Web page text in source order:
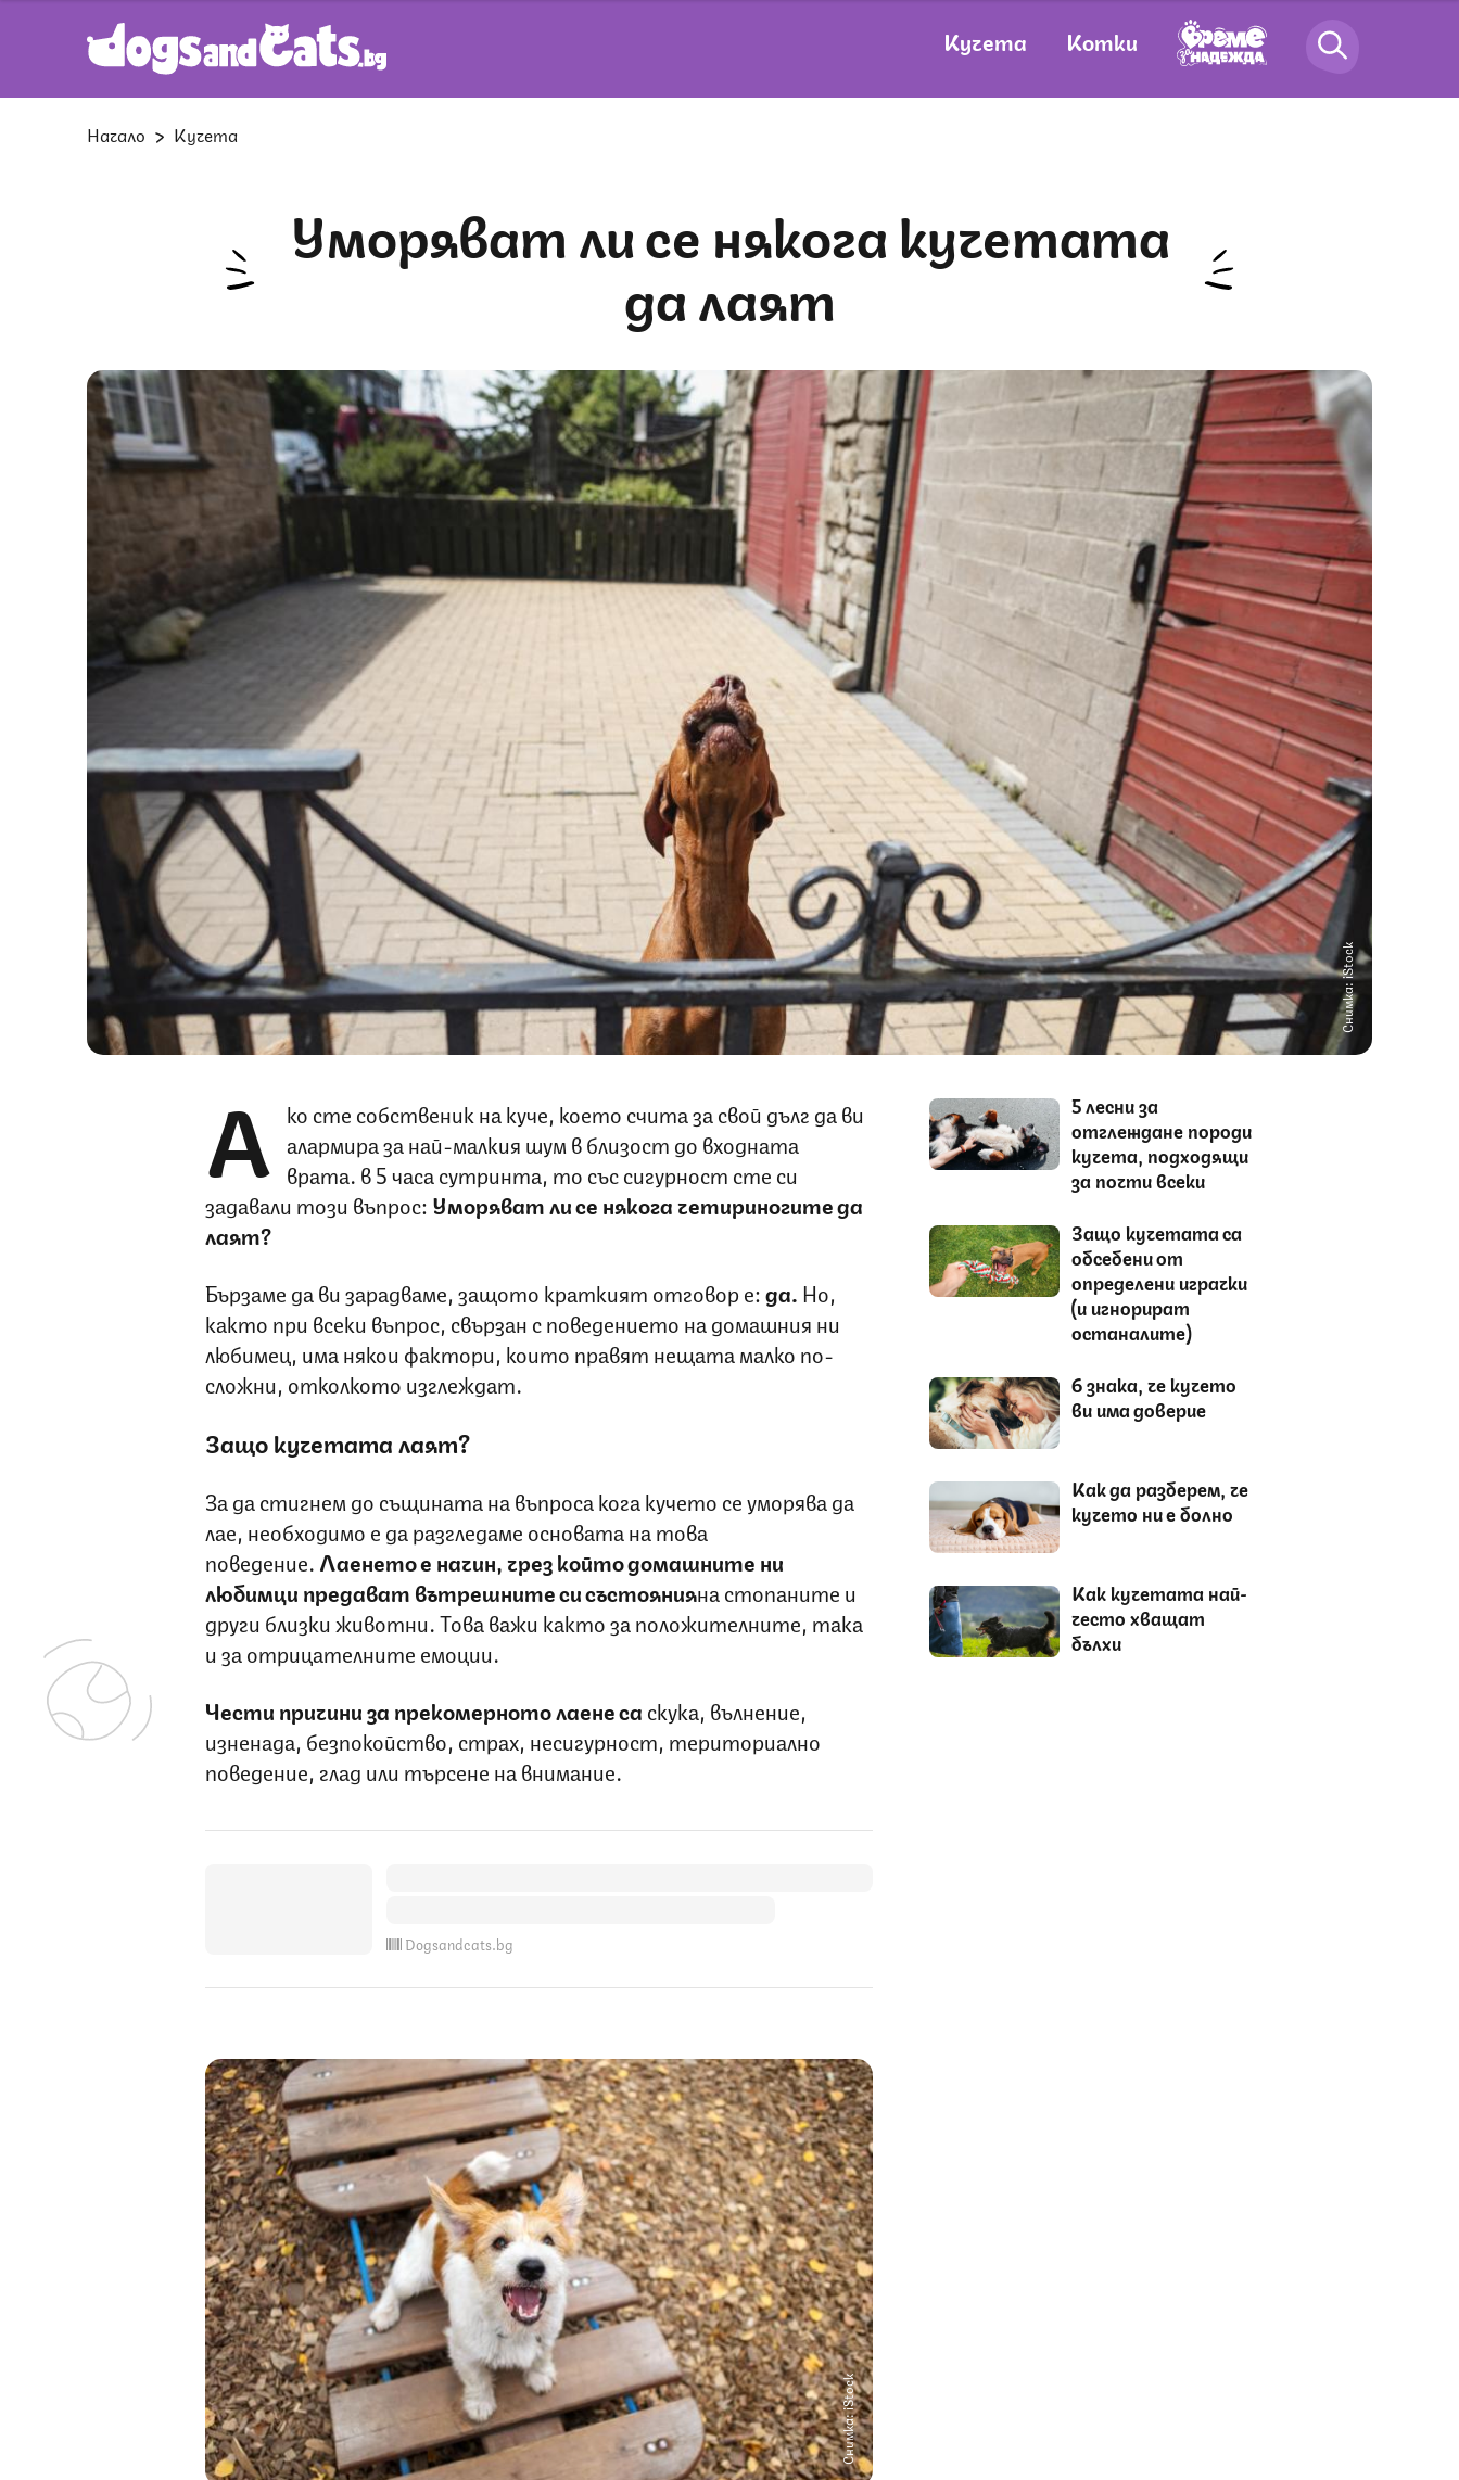
Кучета Котки
Начало Кучета
Уморяват ли се някога кучетата
да лаят
Снимка: iStock
А ко сте собственик на куче, което счита за свой дълг да ви
алармира за най-малкия шум в близост до входната
врата… в 5 часа сутринта, то със сигурност сте си
задавали този въпрос: Уморяват ли се някога четириногите да
лаят?
Бързаме да ви зарадваме, защото краткият отговор е:да. Но,
както при всеки въпрос, свързан с поведението на домашния ни
любимец, има някои фактори, които правят нещата малко по-
сложни, отколкото изглеждат.
Защо кучетата лаят?
За да стигнем до същината на въпроса кога кучето се уморява да
лае, необходимо е да разгледаме основата на това
поведение. Лаенето е начин, чрез който домашните ни
любимци предават вътрешните си състоянияна стопаните и
други близки животни. Това важи както за положителните, така
и за отрицателните емоции.
Чести причини за прекомерното лаене са скука, вълнение,
изненада, безпокойство, страх, несигурност, териториално
поведение, глад или търсене на внимание.
Dogsandcats.bg
Снимка: iStock
5 лесни за
отглеждане породи
кучета, подходящи
за почти всеки
Защо кучетата са
обсебени от
определени играчки
(и игнорират
останалите)
6 знака, че кучето
ви има доверие
Как да разберем, че
кучето ни е болно
Как кучетата най-
често хващат
бълхи